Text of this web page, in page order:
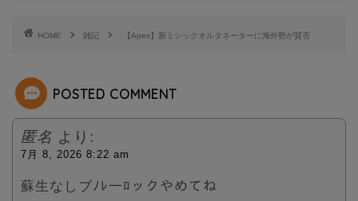
t
HOME 雑記 【Apex】新ミシックオルタネーターに海外勢が賛否
POSTED COMMENT
匿名 より:
7月 8, 2026 8:22 am
蘇生なしブﾉﾚ一ﾛックやめてね